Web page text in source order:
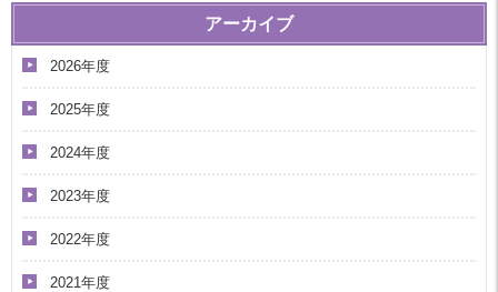
アーカイブ
2026年度
2025年度
2024年度
2023年度
2022年度
2021年度